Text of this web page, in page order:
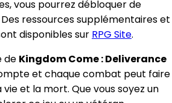
vous pourrez débloquer de
ressources supplémentaires et
disponibles sur RPG Site.
de Kingdom Come : Deliverance
et chaque combat peut faire
et la mort. Que vous soyez un